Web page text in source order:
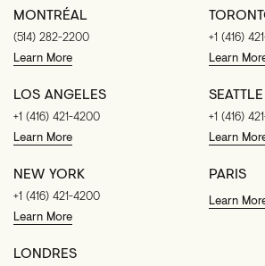
MONTRÉAL
(514) 282-2200
Learn More
+1 (416)
Learn
LOS ANGELES
+1 (416) 421-4200
Learn More
SEATTLE
+1 (416)
Learn
NEW YORK
+1 (416) 421-4200
Learn More
PARIS
Learn
LONDRES